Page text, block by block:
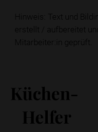
Hinweis: Text und
erstellt / aufbereitet
Mitarbeiter:in geprüft.
Küchen-
Helfer